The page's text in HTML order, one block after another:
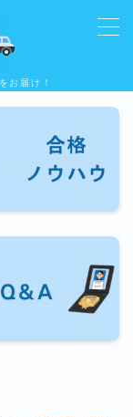
お届け！